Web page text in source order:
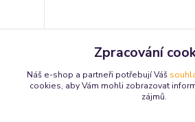
750ml Nanolex WCWC SPRAY
Popis pro Vás připravujeme
nebezpečnosti Označení podle
Zpracování
Náš e-shop a partneři potřebují Váš
cookies, aby Vám mohli zobrazovat
zájmů.